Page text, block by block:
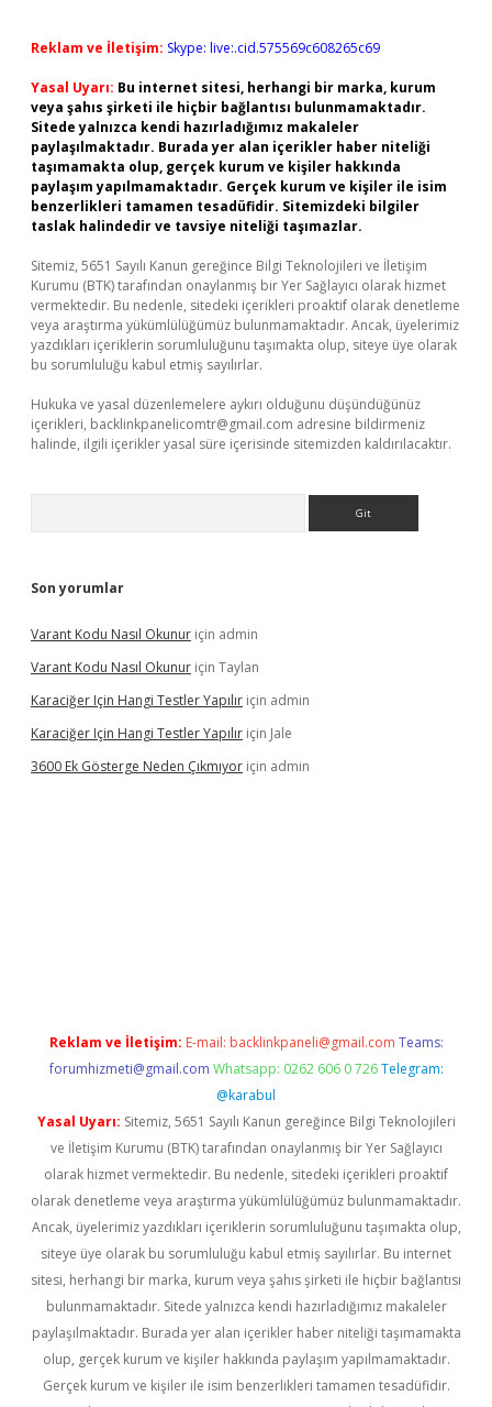
Reklam ve İletişim: Skype: live:.cid.575569c608265c69
Yasal Uyarı: Bu internet sitesi, herhangi bir marka, kurum
veya şahıs şirketi ile hiçbir bağlantısı bulunmamaktadır.
Sitede yalnızca kendi hazırladığımız makaleler
paylaşılmaktadır. Burada yer alan içerikler haber niteliği
taşımamakta olup, gerçek kurum ve kişiler hakkında
paylaşım yapılmamaktadır. Gerçek kurum ve kişiler ile isim
benzerlikleri tamamen tesadüfidir. Sitemizdeki bilgiler
taslak halindedir ve tavsiye niteliği taşımazlar.
Sitemiz, 5651 Sayılı Kanun gereğince Bilgi Teknolojileri ve İletişim
Kurumu (BTK) tarafından onaylanmış bir Yer Sağlayıcı olarak hizmet
vermektedir. Bu nedenle, sitedeki içerikleri proaktif olarak denetleme
veya araştırma yükümlülüğümüz bulunmamaktadır. Ancak, üyelerimiz
yazdıkları içeriklerin sorumluluğunu taşımakta olup, siteye üye olarak
bu sorumluluğu kabul etmiş sayılırlar.
Hukuka ve yasal düzenlemelere aykırı olduğunu düşündüğünüz
içerikleri, backlinkpanelicomtr@gmail.com adresine bildirmeniz
halinde, ilgili içerikler yasal süre içerisinde sitemizden kaldırılacaktır.
Son yorumlar
Varant Kodu Nasıl Okunur için admin
Varant Kodu Nasıl Okunur için Taylan
Karaciğer Için Hangi Testler Yapılır için admin
Karaciğer Için Hangi Testler Yapılır için Jale
3600 Ek Gösterge Neden Çıkmıyor için admin
Reklam ve İletişim: E-mail: backlinkpaneli@gmail.com Teams:
forumhizmeti@gmail.com Whatsapp: 0262 606 0 726 Telegram:
@karabul
Yasal Uyarı: Sitemiz, 5651 Sayılı Kanun gereğince Bilgi Teknolojileri
ve İletişim Kurumu (BTK) tarafından onaylanmış bir Yer Sağlayıcı
olarak hizmet vermektedir. Bu nedenle, sitedeki içerikleri proaktif
olarak denetleme veya araştırma yükümlülüğümüz bulunmamaktadır.
Ancak, üyelerimiz yazdıkları içeriklerin sorumluluğunu taşımakta olup,
siteye üye olarak bu sorumluluğu kabul etmiş sayılırlar. Bu internet
sitesi, herhangi bir marka, kurum veya şahıs şirketi ile hiçbir bağlantısı
bulunmamaktadır. Sitede yalnızca kendi hazırladığımız makaleler
paylaşılmaktadır. Burada yer alan içerikler haber niteliği taşımamakta
olup, gerçek kurum ve kişiler hakkında paylaşım yapılmamaktadır.
Gerçek kurum ve kişiler ile isim benzerlikleri tamamen tesadüfidir.